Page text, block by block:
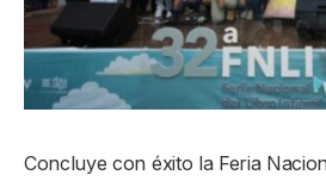
Concluye con éxito la Feria